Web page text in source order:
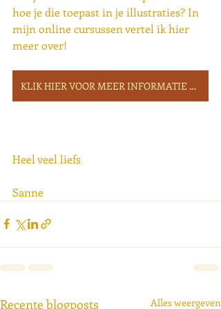
hoe je die toepast in je illustraties? In
mijn online cursussen vertel ik hier
meer over!
KLIK HIER VOOR MEER INFORMATIE OVER DE CURSUSSEN
Heel veel liefs
Sanne
Recente blogposts Alles weergeven